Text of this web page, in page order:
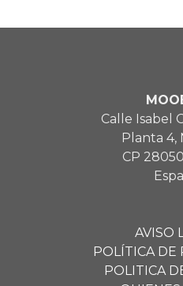
Calle Isabel
Planta 4,
CP
AVISO
POLÍTICA DE
POLITICA